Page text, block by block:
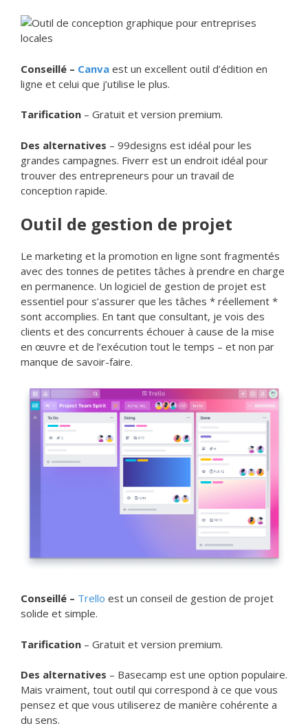
Conseillé – Canva est un excellent outil d’édition en
ligne et celui que j’utilise le plus.
Tarification – Gratuit et version premium.
Des alternatives – 99designs est idéal pour les
grandes campagnes. Fiverr est un endroit idéal pour
trouver des entrepreneurs pour un travail de
conception rapide.
Outil de gestion de projet
Le marketing et la promotion en ligne sont fragmentés
avec des tonnes de petites tâches à prendre en charge
en permanence. Un logiciel de gestion de projet est
essentiel pour s’assurer que les tâches * réellement *
sont accomplies. En tant que consultant, je vois des
clients et des concurrents échouer à cause de la mise
en œuvre et de l’exécution tout le temps – et non par
manque de savoir-faire.
Conseillé – Trello est un conseil de gestion de projet
solide et simple.
Tarification – Gratuit et version premium.
Des alternatives – Basecamp est une option populaire.
Mais vraiment, tout outil qui correspond à ce que vous
pensez et que vous utiliserez de manière cohérente a
du sens.